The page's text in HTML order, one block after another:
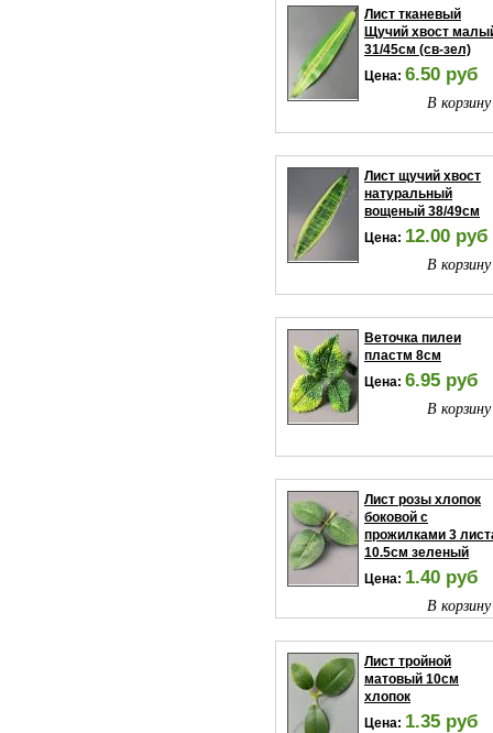
Лист тканевый
Щучий хвост
31/45см (св-зел)
Цена: 6.50 руб
В
Лист щучий хвост
натуральный
вощеный 38/49см
Цена: 12.00 руб
В
Веточка пилеи
пластм 8см
Цена: 6.95 руб
В
Лист розы хлопок
боковой с
прожилками 3
10.5см зеленый
Цена: 1.40 руб
В
Лист тройной
матовый 10см
хлопок
Цена: 1.35 руб